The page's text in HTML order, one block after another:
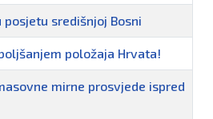
posjetu središnjoj Bosni
položaja Hrvata!
mirne prosvjede ispred